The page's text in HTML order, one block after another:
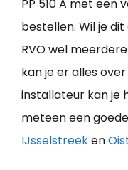
PP 510 A met een
bestellen. Wil je
RVO wel
kan je er alles
installateur kan je
meteen een
IJsselstreeken